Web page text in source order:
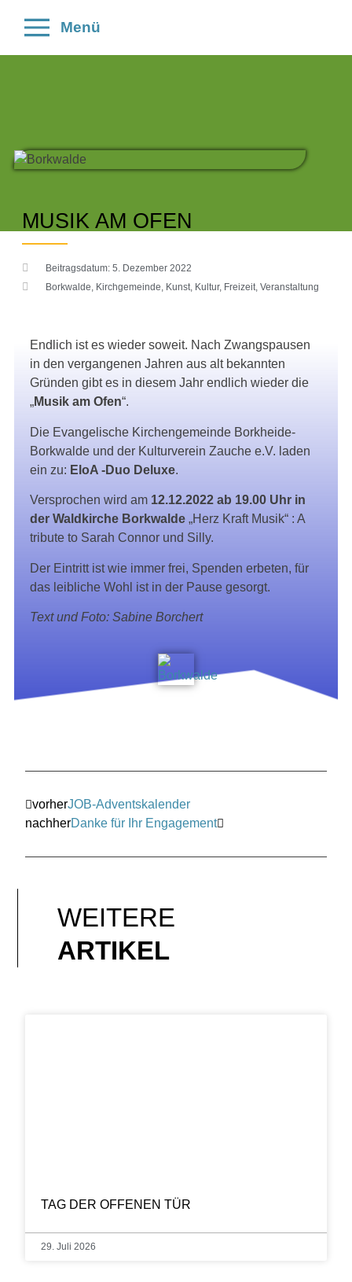
Menü
MUSIK AM OFEN
Beitragsdatum: 5. Dezember 2022
Borkwalde, Kirchgemeinde, Kunst, Kultur, Freizeit, Veranstaltung
Endlich ist es wieder soweit. Nach Zwangspausen
in den vergangenen Jahren aus alt bekannten
Gründen gibt es in diesem Jahr endlich wieder die
„Musik am Ofen“.
Die Evangelische Kirchengemeinde Borkheide-
Borkwalde und der Kulturverein Zauche e.V. laden
ein zu: EloA -Duo Deluxe.
Versprochen wird am 12.12.2022 ab 19.00 Uhr in
der Waldkirche Borkwalde„Herz Kraft Musik“ : A
tribute to Sarah Connor und Silly.
Der Eintritt ist wie immer frei, Spenden erbeten, für
das leibliche Wohl ist in der Pause gesorgt.
Text und Foto: Sabine Borchert
vorherJOB-Adventskalender
nachherDanke für Ihr Engagement
WEITERE
ARTIKEL
TAG DER OFFENEN TÜR
29. Juli 2026